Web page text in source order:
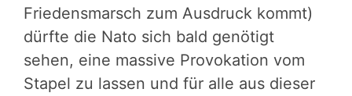
Friedensmarsch zum Ausdruck kommt)
dürfte die Nato sich bald genötigt
sehen, eine massive Provokation vom
Stapel zu lassen und für alle aus dieser